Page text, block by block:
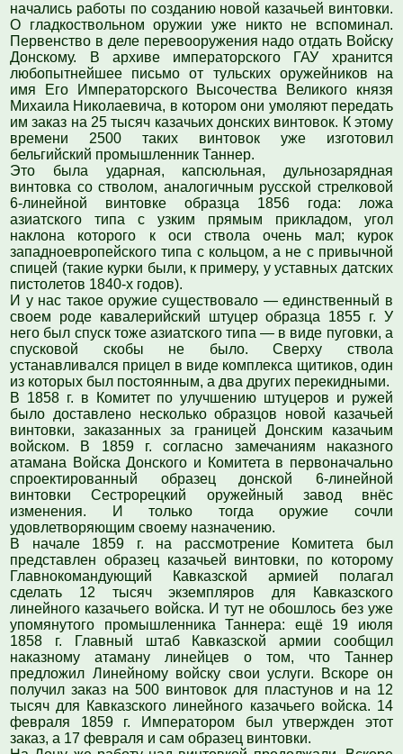
начались работы по созданию новой казачьей винтовки.
О гладкоствольном оружии уже никто не вспоминал.
Первенство в деле перевооружения надо отдать Войску
Донскому. В архиве императорского ГАУ хранится
любопытнейшее письмо от тульских оружейников на
имя Его Императорского Высочества Великого князя
Михаила Николаевича, в котором они умоляют передать
им заказ на 25 тысяч казачьих донских винтовок. К этому
времени 2500 таких винтовок уже изготовил
бельгийский промышленник Таннер.
Это была ударная, капсюльная, дульнозарядная
винтовка со стволом, аналогичным русской стрелковой
6-линейной винтовке образца 1856 года: ложа
азиатского типа с узким прямым прикладом, угол
наклона которого к оси ствола очень мал; курок
западноевропейского типа с кольцом, а не с привычной
спицей (такие курки были, к примеру, у уставных датских
пистолетов 1840-х годов).
И у нас такое оружие существовало — единственный в
своем роде кавалерийский штуцер образца 1855 г. У
него был спуск тоже азиатского типа — в виде пуговки, а
спусковой скобы не было. Сверху ствола
устанавливался прицел в виде комплекса щитиков, один
из которых был постоянным, а два других перекидными.
В 1858 г. в Комитет по улучшению штуцеров и ружей
было доставлено несколько образцов новой казачьей
винтовки, заказанных за границей Донским казачьим
войском. В 1859 г. согласно замечаниям наказного
атамана Войска Донского и Комитета в первоначально
спроектированный образец донской 6-линейной
винтовки Сестрорецкий оружейный завод внёс
изменения. И только тогда оружие сочли
удовлетворяющим своему назначению.
В начале 1859 г. на рассмотрение Комитета был
представлен образец казачьей винтовки, по которому
Главнокомандующий Кавказской армией полагал
сделать 12 тысяч экземпляров для Кавказского
линейного казачьего войска. И тут не обошлось без уже
упомянутого промышленника Таннера: ещё 19 июля
1858 г. Главный штаб Кавказской армии сообщил
наказному атаману линейцев о том, что Таннер
предложил Линейному войску свои услуги. Вскоре он
получил заказ на 500 винтовок для пластунов и на 12
тысяч для Кавказского линейного казачьего войска. 14
февраля 1859 г. Императором был утвержден этот
заказ, а 17 февраля и сам образец винтовки.